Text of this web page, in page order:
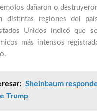
dañaron o
distintas regiones del
Unidos indicó que
más intensos
Sheinbaum
Trump